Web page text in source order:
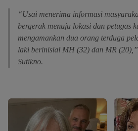
“Usai menerima informasi
bergerak menuju lokasi dan petugas
mengamankan dua orang terduga
laki berinisial MH (32) dan MR
Sutikno.